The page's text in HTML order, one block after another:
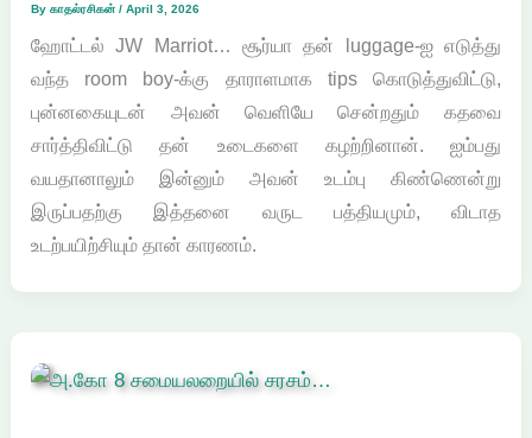
Byகாதல்ரசிகன்/April 3, 2026
ஹோட்டல் JW Marriot… சூர்யா தன் luggage-ஐ எடுத்து
வந்த room boy-க்கு தாராளமாக tips கொடுத்துவிட்டு,
புன்னகையுடன் அவன் வெளியே சென்றதும் கதவை
சார்த்திவிட்டு தன் உடைகளை கழற்றினான். ஐம்பது
வயதானாலும் இன்னும் அவன் உடம்பு கிண்ணென்று
இருப்பதற்கு இத்தனை வருட பத்தியமும், விடாத
உடற்பயிற்சியும் தான் காரணம்.